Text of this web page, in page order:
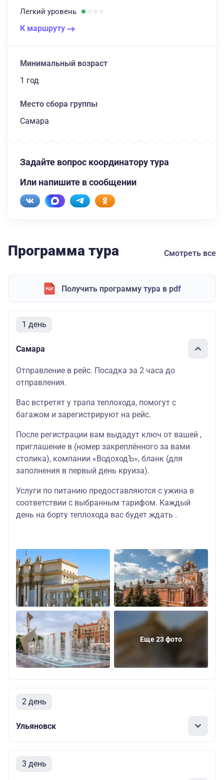
Легкий уровень
К маршруту
Минимальный возраст
1 год
Место сбора группы
Самара
Задайте вопрос координатору тура
Или напишите в сообщении
Программа тура Смотреть все
Получить программу тура в pdf
1 день
Самара
Отправление в рейс. Посадка за 2 часа до
отправления.
Вас встретят у трапа теплохода, помогут с
багажом и зарегистрируют на рейс.
После регистрации вам выдадут ключ от вашей ,
приглашение в (номер закреплённого за вами
столика), компании «ВодоходЪ», бланк (для
заполнения в первый день круиза).
Услуги по питанию предоставляются с ужина в
соответствии с выбранным тарифом. Каждый
день на борту теплохода вас будет ждать .
Еще 23 фото
2 день
Ульяновск
3 день